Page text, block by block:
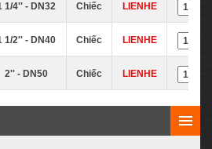
1/4'' - DN32 Chiếc LIENHE
1/2'' - DN40 Chiếc LIENHE
2'' - DN50 Chiếc LIENHE